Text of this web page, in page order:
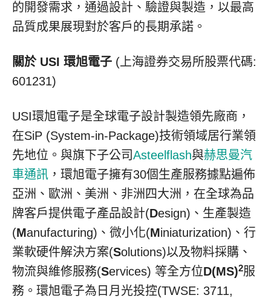
的開發需求，通過設計、驗證與製造， 以最高
品質成果展現對於客戶的長期承諾。
關於 USI 環旭電子 (上海證券交易所股票代碼:
601231)
USI環旭電子是全球電子設計製造領先廠商，
在SiP (System-in-Package)技術領域居行業領
先地位。與旗下子公司 Asteelflash與赫思曼汽
車通訊 ，環旭電子擁有30個生產服務據點遍佈
亞洲、歐洲、美洲、非洲四大洲，在全球為品
牌客戶提供電子產品設計(Design)、生產製造
(Manufacturing)、微小化(Miniaturization)、行
業軟硬件解決方案(Solutions)以及物料採購、
物流與維修服務(Services) 等全方位D(MS)2服
務。環旭電子為日月光投控(TWSE: 3711,